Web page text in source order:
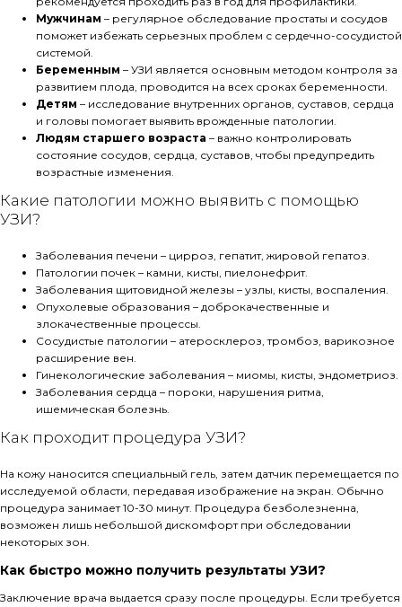
Мужчинам – регулярное обследование простаты и сосудов
поможет избежать серьезных проблем с сердечно-сосудистой
системой.
Беременным – УЗИ является основным методом контроля за
развитием плода, проводится на всех сроках беременности.
Детям – исследование внутренних органов, суставов, сердца
и головы помогает выявить врожденные патологии.
Людям старшего возраста – важно контролировать
состояние сосудов, сердца, суставов, чтобы предупредить
возрастные изменения.
Какие патологии можно выявить с помощью
УЗИ?
Заболевания печени – цирроз, гепатит, жировой гепатоз.
Патологии почек – камни, кисты, пиелонефрит.
Заболевания щитовидной железы – узлы, кисты, воспаления.
Опухолевые образования – доброкачественные и
злокачественные процессы.
Сосудистые патологии – атеросклероз, тромбоз, варикозное
расширение вен.
Гинекологические заболевания – миомы, кисты, эндометриоз.
Заболевания сердца – пороки, нарушения ритма,
ишемическая болезнь.
Как проходит процедура УЗИ?
На кожу наносится специальный гель, затем датчик перемещается по
исследуемой области, передавая изображение на экран. Обычно
процедура занимает 10-30 минут. Процедура безболезненна,
возможен лишь небольшой дискомфорт при обследовании
некоторых зон.
Как быстро можно получить результаты УЗИ?
Заключение врача выдается сразу после процедуры. Если требуется